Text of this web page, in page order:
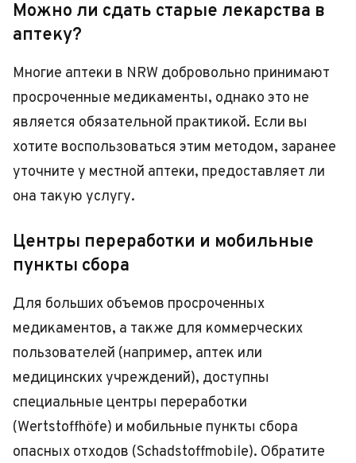
Можно ли сдать старые лекарства в
аптеку?
Многие аптеки в NRW добровольно принимают
просроченные медикаменты, однако это не
является обязательной практикой. Если вы
хотите воспользоваться этим методом, заранее
уточните у местной аптеки, предоставляет ли
она такую услугу.
Центры переработки и мобильные
пункты сбора
Для больших объемов просроченных
медикаментов, а также для коммерческих
пользователей (например, аптек или
медицинских учреждений), доступны
специальные центры переработки
(Wertstoffhöfe) и мобильные пункты сбора
опасных отходов (Schadstoffmobile). Обратите